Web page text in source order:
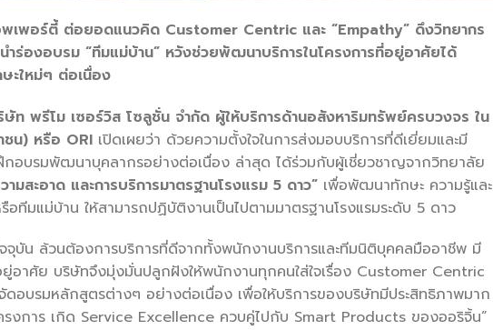
พเพอร์ตี้ ต่อยอดแนวคิด Customer Centric และ “Empathy” ดึงวิทยากร
ร่องอบรม “ทีมแม่บ้าน” หวังช่วยพัฒนาบริการในโครงการที่อยู่อาศัยได้
ะใหม่ๆ ต่อเนื่อง
ษัท พรีโม เซอร์วิส โซลูชั่น จำกัด ผู้ให้บริการด้านอสังหาริมทรัพย์ครบวงจร ใน
น) หรือ ORI เปิดเผยว่า ด้วยความตั้งใจในการส่งมอบบริการที่ดีเยี่ยมและมี
อบรมพัฒนาบุคลากรอย่างต่อเนื่อง ล่าสุด ได้ร่วมกับผู้เชี่ยวชาญจากวิทยาลัย
ามสะอาด และการบริการมาตรฐานโรงแรม 5 ดาว” เพื่อพัฒนาทักษะ ความรู้และ
ทีมแม่บ้าน ให้สามารถปฏิบัติงานเป็นไปตามมาตรฐานโรงแรมระดับ 5 ดาว
จุบัน ล้วนต้องการบริการที่ดีจากทั้งพนักงานบริการและทีมนิติบุคคลมืออาชีพ มี
อาศัย บริษัทจึงมุ่งมั่นปลูกฝังให้พนักงานทุกคนใส่ใจเรื่อง Customer Centric
ดอบรมหลักสูตรต่างๆ อย่างต่อเนื่อง เพื่อให้บริการของบริษัทมีประสิทธิภาพมาก
รงการ เกิด Service Excellence ควบคู่ไปกับ Smart Products ของออริจิ้น”